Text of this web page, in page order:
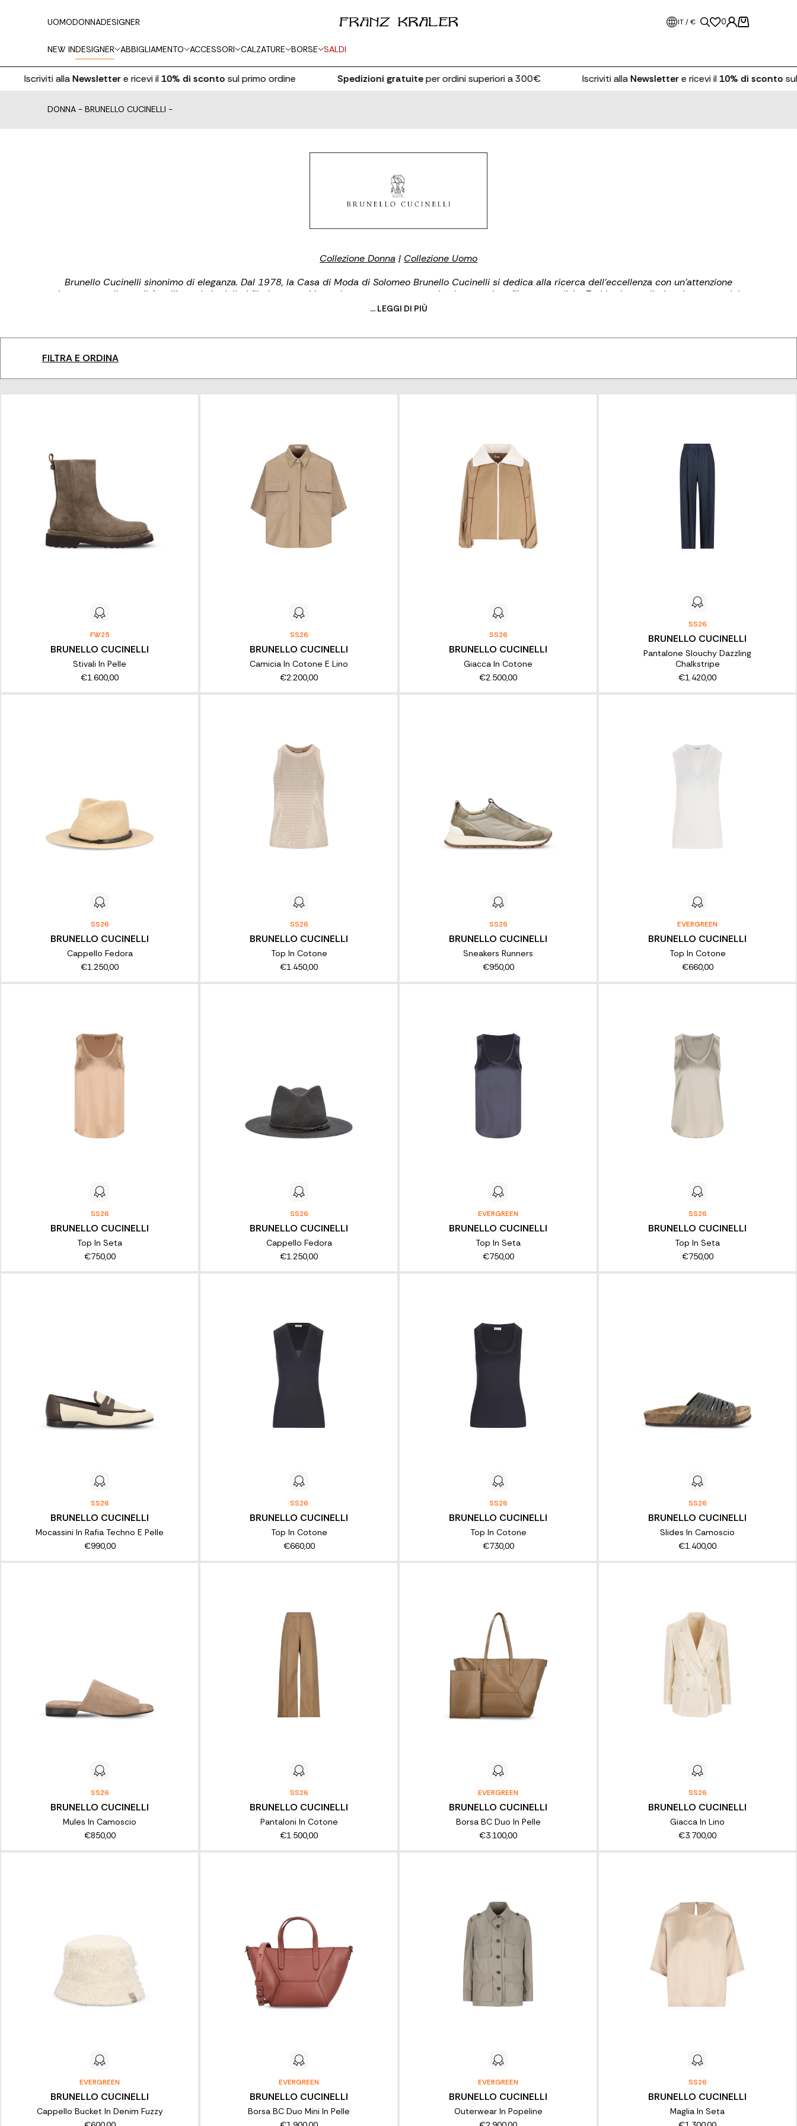
UOMODONNADESIGNER IT / € 0
NEW INDESIGNER ABBIGLIAMENTO ACCESSORI CALZATURE BORSE SALDI
Iscriviti allaNewslettere ricevi il10% di scontosul primo ordine Spedizioni gratuiteper ordini superiori a 300€ Iscriviti allaNewslettere ricevi il10% di scontosul
DONNA - BRUNELLO CUCINELLI -
Collezione Donna | Collezione Uomo
Brunello Cucinelli sinonimo di eleganza. Dal 1978, la Casa di Moda di Solomeo Brunello Cucinelli si dedica alla ricerca dell'eccellenza con un'attenzione
incessante alla qualità, utilizzando i migliori filati e tessuti in cashmere, cotone, seta e in altre pregiate fibre naturali. Le T-shirt, la maglieria e le scarpe del
brand italiano sono rinomate per i loro dettagli sofisticati e la loro raffinata artigianalità. Lo stile total-look delle collezioni Brunello Cucinelli si caratterizza per
... LEGGI DI PIÙ
FILTRA E ORDINA
FW25
BRUNELLO CUCINELLI
Stivali In Pelle
€1.600,00
SS26
BRUNELLO CUCINELLI
Camicia In Cotone E Lino
€2.200,00
SS26
BRUNELLO CUCINELLI
Giacca In Cotone
€2.500,00
SS26
BRUNELLO CUCINELLI
Pantalone Slouchy Dazzling
Chalkstripe
€1.420,00
SS26
BRUNELLO CUCINELLI
Cappello Fedora
€1.250,00
SS26
BRUNELLO CUCINELLI
Top In Cotone
€1.450,00
SS26
BRUNELLO CUCINELLI
Sneakers Runners
€950,00
EVERGREEN
BRUNELLO CUCINELLI
Top In Cotone
€660,00
SS26
BRUNELLO CUCINELLI
Top In Seta
€750,00
SS26
BRUNELLO CUCINELLI
Cappello Fedora
€1.250,00
EVERGREEN
BRUNELLO CUCINELLI
Top In Seta
€750,00
SS26
BRUNELLO CUCINELLI
Top In Seta
€750,00
SS26
BRUNELLO CUCINELLI
Mocassini In Rafia Techno E Pelle
€990,00
SS26
BRUNELLO CUCINELLI
Top In Cotone
€660,00
SS26
BRUNELLO CUCINELLI
Top In Cotone
€730,00
SS26
BRUNELLO CUCINELLI
Slides In Camoscio
€1.400,00
SS26
BRUNELLO CUCINELLI
Mules In Camoscio
€850,00
SS26
BRUNELLO CUCINELLI
Pantaloni In Cotone
€1.500,00
EVERGREEN
BRUNELLO CUCINELLI
Borsa BC Duo In Pelle
€3.100,00
SS26
BRUNELLO CUCINELLI
Giacca In Lino
€3.700,00
EVERGREEN
BRUNELLO CUCINELLI
Cappello Bucket In Denim Fuzzy
EVERGREEN
BRUNELLO CUCINELLI
Borsa BC Duo Mini In Pelle
EVERGREEN
BRUNELLO CUCINELLI
Outerwear In Popeline
SS26
BRUNELLO CUCINELLI
Maglia In Seta